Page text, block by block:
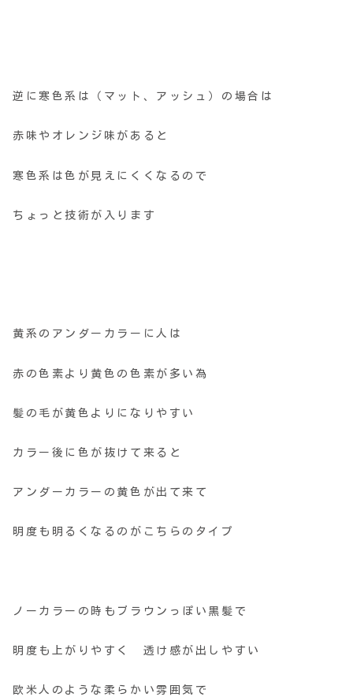
逆に寒色系は（マット、アッシュ）の場合は
赤味やオレンジ味があると
寒色系は色が見えにくくなるので
ちょっと技術が入ります
黄系のアンダーカラーに人は
赤の色素より黄色の色素が多い為
髪の毛が黄色よりになりやすい
カラー後に色が抜けて来ると
アンダーカラーの黄色が出て来て
明度も明るくなるのがこちらのタイプ
ノーカラーの時もブラウンっぽい黒髪で
明度も上がりやすく 透け感が出しやすい
欧米人のような柔らかい雰囲気で